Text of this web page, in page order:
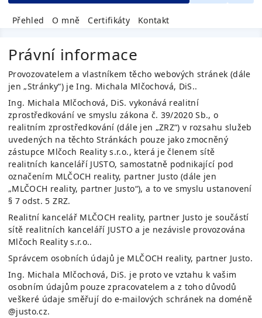
Přehled O mně Certifikáty Kontakt
Právní informace
Provozovatelem a vlastníkem těcho webových stránek (dále
jen „Stránky“) jeIng. Michala Mlčochová, DiS..
Ing. Michala Mlčochová, DiS. vykonává realitní
zprostředkování ve smyslu zákona č. 39/2020 Sb., o
realitním zprostředkování (dále jen „ZRZ“) v rozsahu služeb
uvedených na těchto Stránkách pouze jako zmocněný
zástupce Mlčoch Reality s.r.o., která je členem sítě
realitních kanceláří JUSTO, samostatně podnikající pod
označením MLČOCH reality, partner Justo (dále jen
„MLČOCH reality, partner Justo“), a to ve smyslu ustanovení
§ 7 odst. 5 ZRZ.
Realitní kancelář MLČOCH reality, partner Justo je součástí
sítě realitních kanceláří JUSTO a je nezávisle provozována
Mlčoch Reality s.r.o..
Správcem osobních údajů je MLČOCH reality, partner Justo.
Ing. Michala Mlčochová, DiS. je proto ve vztahu k vašim
osobním údajům pouze zpracovatelem a z toho důvodů
veškeré údaje směřují do e-mailových schránek na doméně
@justo.cz.